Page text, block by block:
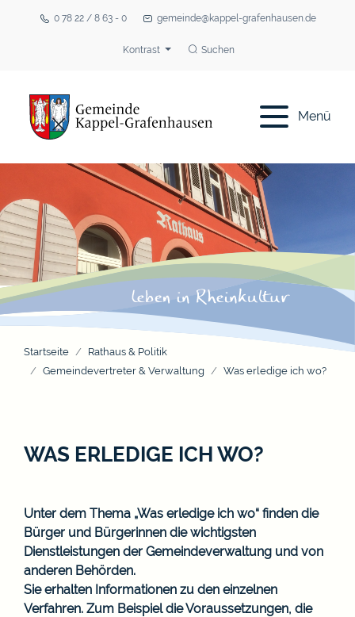
0 78 22 / 8 63 - 0 gemeinde@kappel-grafenhausen.de
Kontrast Suchen
Menü
Startseite
Rathaus & Politik
Gemeindevertreter & Verwaltung
Was erledige ich wo?
WAS ERLEDIGE ICH WO?
Unter dem Thema „Was erledige ich wo“ finden die
Bürger und Bürgerinnen die wichtigsten
Dienstleistungen der Gemeindeverwaltung und von
anderen Behörden.
Sie erhalten Informationen zu den einzelnen
Verfahren. Zum Beispiel die Voraussetzungen, die